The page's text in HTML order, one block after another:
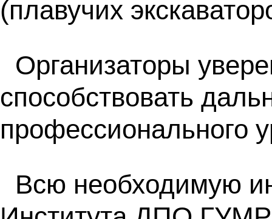
(плавучих
Организаторы
способствовать
профессионального
Всю необходимую